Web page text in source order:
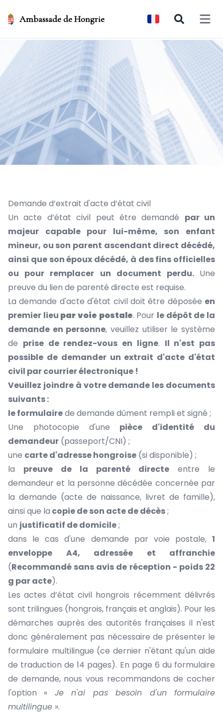
Ambassade de Hongrie Open
Demande d’extrait d'acte d’état civil
Un acte d’état civil peut être demandé par un
majeur capable pour lui-même, son enfant
mineur, ou son parent ascendant direct décédé,
ainsi que son époux décédé, à des fins officielles
ou pour remplacer un document perdu. Une
preuve du lien de parenté directe est requise.
La demande d'acte d'état civil doit être déposée en
premier lieu par voie postale. Pour le dépôt de la
demande en personne, veuillez utiliser le système
de prise de rendez-vous en ligne. Il n'est pas
possible de demander un extrait d'acte d'état
civil par courrier électronique !
Veuillez joindre à votre demande les documents
suivants :
le formulairede demande dûment rempli et signé ;
Une photocopie d'une pièce d'identité du
demandeur (passeport/CNI) ;
une carte d'adresse hongroise (si disponible) ;
la preuve de la parenté directe entre le
demandeur et la personne décédée concernée par
la demande (acte de naissance, livret de famille),
ainsi que la copie de son acte de décès;
un justificatif de domicile;
dans le cas d'une demande par voie postale, 1
enveloppe A4, adressée et affranchie
(Recommandé sans avis de réception - poids 22
g par acte).
Les actes d’état civil hongrois récemment délivrés
sont trilingues (hongrois, français et anglais). Pour les
démarches auprès des autorités françaises il n'est
donc généralement pas nécessaire de présenter le
formulaire multilingue (ce dernier n'étant qu'un aide
de traduction de 14 pages). En page 6 du formulaire
de demande, nous vous recommandons de cocher
l'option « Je n'ai pas besoin d'un formulaire
multilingue ».